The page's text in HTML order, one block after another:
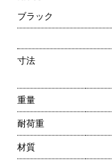
ブラック
寸法
重量
耐荷重
材質